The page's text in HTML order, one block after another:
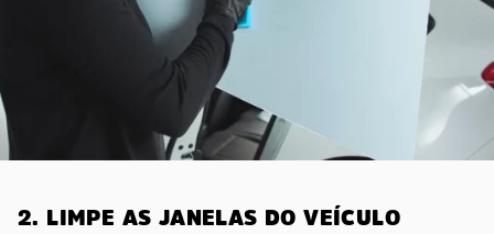
2. LIMPE AS JANELAS DO VEÍCULO